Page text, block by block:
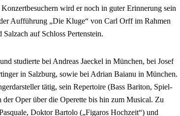
wird er noch in guter Erinnerung sein
Aufführung „Die Kluge“ von Carl Orff im Rahmen
auf Schloss Pertenstein.
studierte bei Andreas Jaeckel in München, bei Josef
in Salzburg, sowie bei Adrian Baianu in München.
tätig, sein Repertoire (Bass Bariton, Spiel-
Oper über die Operette bis hin zum Musical. Zu
Doktor Bartolo („Figaros Hochzeit“) und